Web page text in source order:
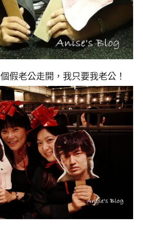
老公走開，我只要我老公！